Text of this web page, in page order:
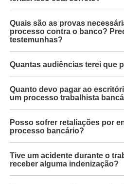
Quais são as provas
processo contra o banco?
testemunhas?
Quantas audiências terei que
Quanto devo pagar ao
um processo trabalhista
Posso sofrer retaliações por
processo bancário?
Tive um acidente durante o
receber alguma indenização?